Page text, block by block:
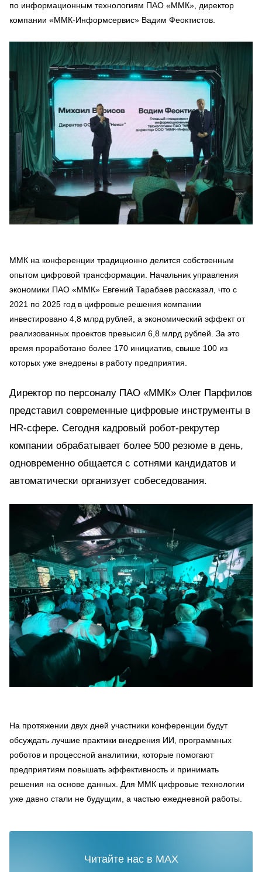
по информационным технологиям ПАО «ММК», директор
компании «ММК-Информсервис» Вадим Феоктистов.
ММК на конференции традиционно делится собственным
опытом цифровой трансформации. Начальник управления
экономики ПАО «ММК» Евгений Тарабаев рассказал, что с
2021 по 2025 год в цифровые решения компании
инвестировано 4,8 млрд рублей, а экономический эффект от
реализованных проектов превысил 6,8 млрд рублей. За это
время проработано более 170 инициатив, свыше 100 из
которых уже внедрены в работу предприятия.
Директор по персоналу ПАО «ММК» Олег Парфилов
представил современные цифровые инструменты в
HR-сфере. Сегодня кадровый робот-рекрутер
компании обрабатывает более 500 резюме в день,
одновременно общается с сотнями кандидатов и
автоматически организует собеседования.
На протяжении двух дней участники конференции будут
обсуждать лучшие практики внедрения ИИ, программных
роботов и процессной аналитики, которые помогают
предприятиям повышать эффективность и принимать
решения на основе данных. Для ММК цифровые технологии
уже давно стали не будущим, а частью ежедневной работы.
Читайте нас в MAX